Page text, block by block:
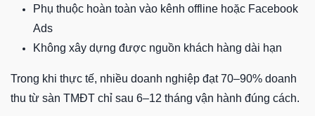
Phụ thuộc hoàn toàn vào kênh offline hoặc Facebook
Ads
Không xây dựng được nguồn khách hàng dài hạn
Trong khi thực tế, nhiều doanh nghiệp đạt 70–90% doanh
thu từ sàn TMĐT chỉ sau 6–12 tháng vận hành đúng cách.